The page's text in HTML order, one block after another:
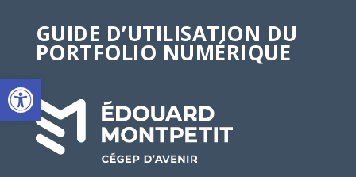
Ouvrir la barre d’outils
GUIDE D’UTILISATION DU
PORTFOLIO NUMÉRIQUE